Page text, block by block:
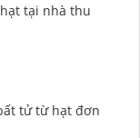
tại nhà thu
tử từ hạt đơn